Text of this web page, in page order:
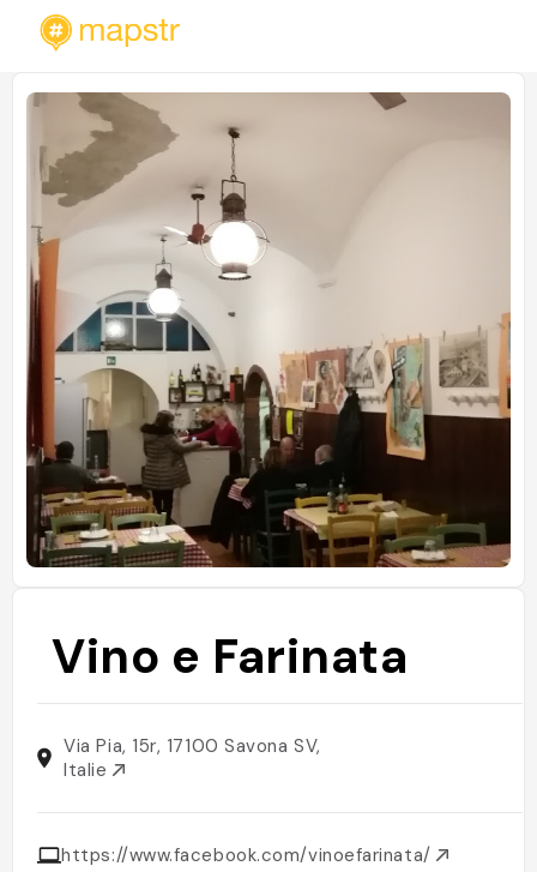
Vino e Farinata
Via Pia, 15r, 17100 Savona SV,
Italie
https://www.facebook.com/vinoefarinata/